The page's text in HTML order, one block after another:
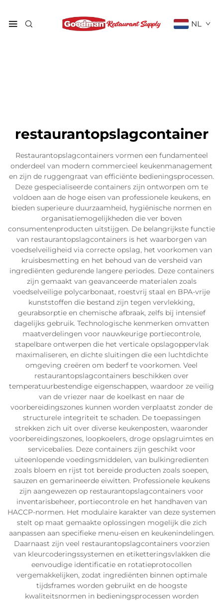
NL
restaurantopslagcontainer
Restaurantopslagcontainers vormen een fundamenteel
onderdeel van modern commercieel keukenmanagement
en zijn de ruggengraat van efficiënte bedieningsprocessen.
Deze gespecialiseerde containers zijn ontworpen om te
voldoen aan de hoge eisen van professionele keukens, en
bieden superieure duurzaamheid, hygiënische normen en
organisatiemogelijkheden die ver boven
consumentenproducten uitstijgen. De belangrijkste functie
van restaurantopslagcontainers is het waarborgen van
voedselveiligheid via correcte opslag, het voorkomen van
kruisbesmetting en het behoud van de versheid van
ingrediënten gedurende langere periodes. Deze containers
zijn gemaakt van geavanceerde materialen zoals
voedselveilige polycarbonaat, roestvrij staal en BPA-vrije
kunststoffen die bestand zijn tegen vervlekking,
geurabsorptie en chemische afbraak, zelfs bij intensief
dagelijks gebruik. Technologische kenmerken omvatten
maatverdelingen voor nauwkeurige portiecontrole,
stapelbare ontwerpen die het verticale opslagoppervlak
maximaliseren, en dichte sluitingen die een luchtdichte
omgeving creëren om bederf te voorkomen. Veel
restaurantopslagcontainers beschikken over
temperatuurbestendige eigenschappen, waardoor ze veilig
van de vriezer naar de koelkast en naar de
voorbereidingszones kunnen worden verplaatst zonder de
structurele integriteit te schaden. De toepassingen
strekken zich uit over diverse keukenposten, waaronder
voorbereidingszones, loopkoelers, droge opslagruimtes en
servicebalies. Deze containers zijn geschikt voor
uiteenlopende voedingsmiddelen, van bulkingredienten
zoals bloem en rijst tot bereide producten zoals soepen,
sauzen en gemarineerde eiwitten. Professionele keukens
zijn aangewezen op restaurantopslagcontainers voor
inventarisbeheer, portiecontrole en het handhaven van
HACCP-normen. Het modulaire karakter van deze systemen
stelt op maat gemaakte oplossingen mogelijk die zich
aanpassen aan specifieke menu-eisen en keukenindelingen.
Daarnaast zijn veel restaurantopslagcontainers voorzien
van kleurcoderingssystemen en etiketteringsvlakken die
eenvoudige identificatie en rotatieprotocollen
vergemakkelijken, zodat ingrediënten binnen optimale
tijdsframes worden gebruikt en de hoogste
kwaliteitsnormen in bedieningsprocessen worden